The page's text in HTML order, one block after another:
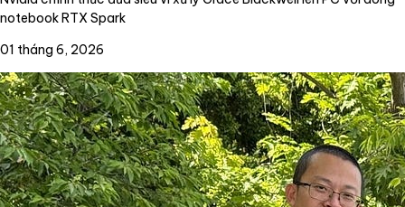
notebook RTX Spark
01 tháng 6, 2026